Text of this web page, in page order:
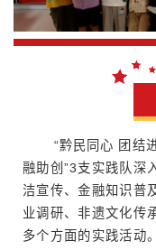
“黔民同心 团结
融助创”3支实践队深
洁宣传、金融知识普
业调研、非遗文化传
多个方面的实践活动